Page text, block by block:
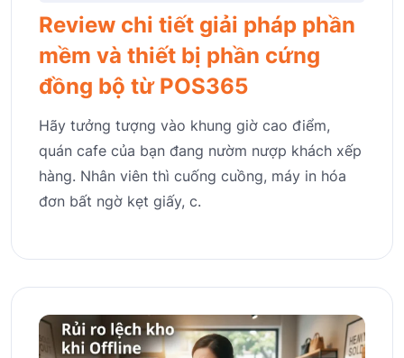
Review chi tiết giải pháp phần
mềm và thiết bị phần cứng
đồng bộ từ POS365
Hãy tưởng tượng vào khung giờ cao điểm,
quán cafe của bạn đang nườm nượp khách xếp
hàng. Nhân viên thì cuống cuồng, máy in hóa
đơn bất ngờ kẹt giấy, c.